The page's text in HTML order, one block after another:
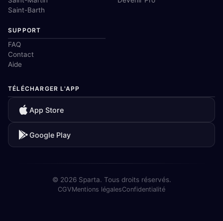
Saint-Barth
SUPPORT
FAQ
Contact
Aide
TÉLÉCHARGER L'APP
App Store
Google Play
© 2026 Sparta. Tous droits réservés.
CGVMentions légalesConfidentialité